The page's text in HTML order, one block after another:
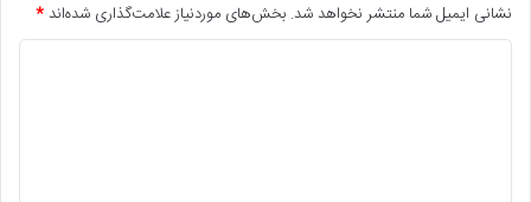
نشانی ایمیل شما منتشر نخواهد شد. بخش‌های موردنیاز علامت‌گذاری شده‌اند*